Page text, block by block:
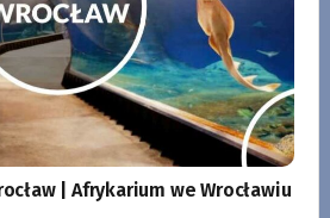
| Afrykarium we Wrocławiu